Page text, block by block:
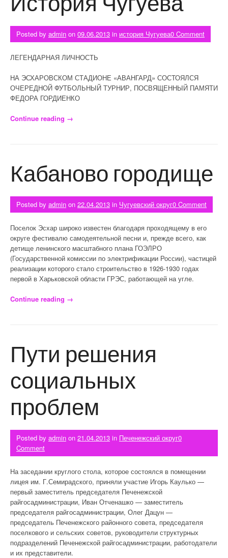
Posted by admin on 09.06.2013 in история Чугуева0 Comment
ЛЕГЕНДАРНАЯ ЛИЧНОСТЬ
НА ЭСХАРОВСКОМ СТАДИОНЕ «АВАНГАРД» СОСТОЯЛСЯ
ОЧЕРЕДНОЙ ФУТБОЛЬНЫЙ ТУРНИР, ПОСВЯЩЕННЫЙ ПАМЯТИ
ФЕДОРА ГОРДИЕНКО
Continue reading «История Чугуева»
→
Кабаново городище
Posted by admin on 22.04.2013 in Чугуевский округ0 Comment
Поселок Эсхар широко известен благодаря проходящему в его
округе фестивалю самодеятельной песни и, прежде всего, как
детище ленинского масштабного плана ГОЭЛРО
(Государственной комиссии по электрификации России), частицей
реализации которого стало строительство в 1926-1930 годах
первой в Харьковской области ГРЭС, работающей на угле.
Continue reading «Кабаново городище»
→
Пути решения
социальных
проблем
Posted by admin on 21.04.2013 in Печенежский округ0
Comment
На заседании круглого стола, которое состоялся в помещении
лицея им. Г.Семирадского, приняли участие Игорь Каулько —
первый заместитель председателя Печенежской
райгосадминистрации, Иван Отченашко — заместитель
председателя райгосадминистрации, Олег Дацун —
председатель Печенежского районного совета, председателя
поселкового и сельских советов, руководители структурных
подразделений Печенежской райгосадминистрации, работодатели
и их представители.